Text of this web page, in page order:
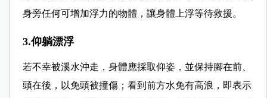
身旁任何可增加浮力的物體，讓身體上浮等待救援。
3.仰躺漂浮
若不幸被溪水沖走，身體應採取仰姿，並保持腳在前、
頭在後，以免頭被撞傷；看到前方水免有高浪，即表示